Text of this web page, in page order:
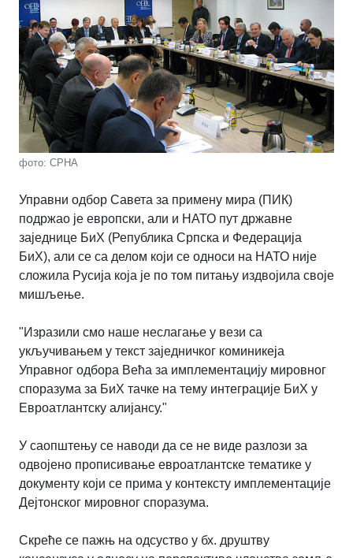
фото: СРНА
Управни одбор Савета за примену мира (ПИК)
подржао је европски, али и НАТО пут државне
заједнице БиХ (Република Српска и Федерација
БиХ), али се са делом који се односи на НАТО није
сложила Русија која је по том питању издвојила своје
мишљење.
"Изразили смо наше неслагање у вези са
укључивањем у текст заједничког коминикеја
Управног одбора Већа за имплементацију мировног
споразума за БиХ тачке на тему интеграције БиХ у
Евроатлантску алијансу."
У саопштењу се наводи да се не виде разлози за
одвојено прописивање евроатлантске тематике у
документу који се прима у контексту имплементације
Дејтонског мировног споразума.
Скреће се пажњ на одсуство у бх. друштву